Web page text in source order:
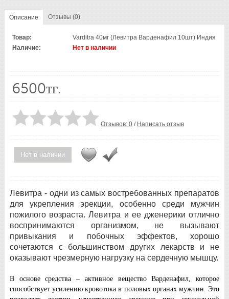
Описание Отзывы (0)
Товар:
Varditra 40мг (Левитра Варденафил 10шт) Индия
Наличие:
Нет в наличии
6500тг.
Отзывов: 0 / Написать отзыв
Нет в наличии
Левитра - одни из самых востребованных препаратов
для укрепления эрекции, особенно среди мужчин
пожилого возраста. Левитра и ее дженерики отлично
воспринимаются организмом, не вызывают
привыкания и побочных эффектов, хорошо
сочетаются с большинством других лекарств и не
оказывают чрезмерную нагрузку на сердечную мышцу.
В основе средства – активное вещество Варденафил, которое
способствует усилению кровотока в половых органах мужчин. Это